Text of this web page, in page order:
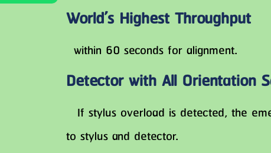
World’s Highest Throughput
within 60 seconds for alignment.
Detector with All Orientation
If stylus overload is detected, the
to stylus and detector.